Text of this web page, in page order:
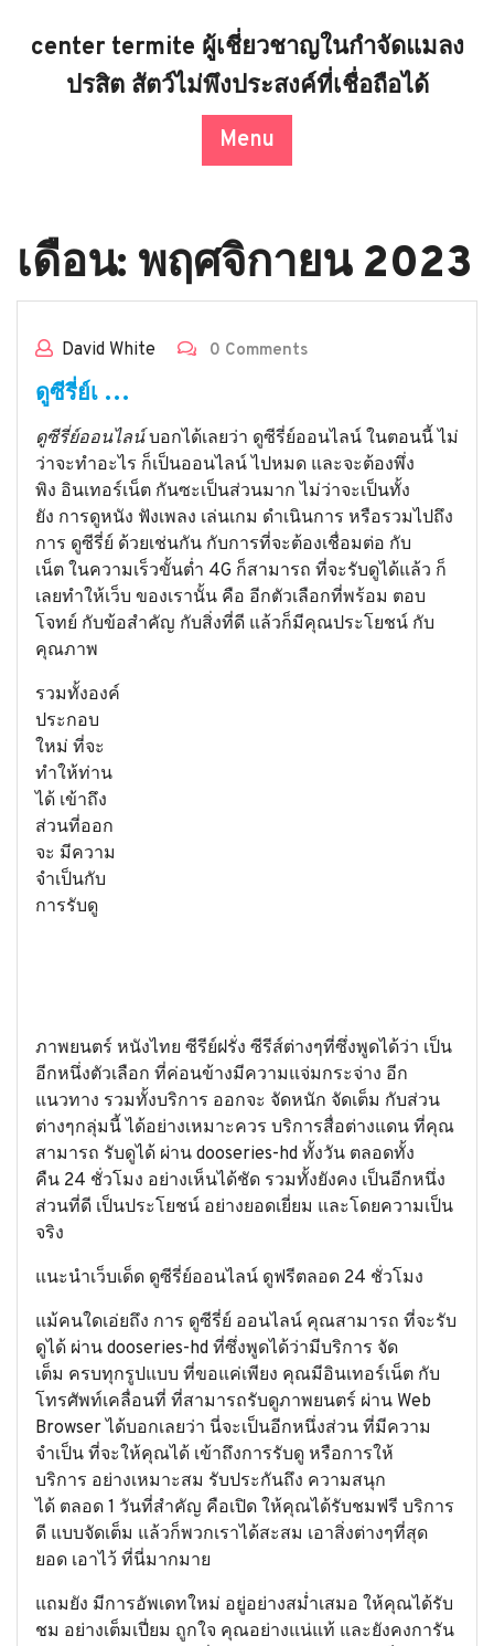
center termite ผู้เชี่ยวชาญในกำจัดแมลง
ปรสิต สัตว์ไม่พึงประสงค์ที่เชื่อถือได้
Menu
เดือน: พฤศจิกายน 2023
David White 0 Comments
ดูซีรี่ย์เ …
ดูซีรี่ย์ออนไลน์ บอกได้เลยว่า ดูซีรี่ย์ออนไลน์ ในตอนนี้ ไม่
ว่าจะทำอะไร ก็เป็นออนไลน์ ไปหมด และจะต้องพึ่ง
พิง อินเทอร์เน็ต กันซะเป็นส่วนมาก ไม่ว่าจะเป็นทั้ง
ยัง การดูหนัง ฟังเพลง เล่นเกม ดำเนินการ หรือรวมไปถึง
การ ดูซีรี่ย์ ด้วยเช่นกัน กับการที่จะต้องเชื่อมต่อ กับ
เน็ต ในความเร็วขั้นต่ำ 4G ก็สามารถ ที่จะรับดูได้แล้ว ก็
เลยทำให้เว็บ ของเรานั้น คือ อีกตัวเลือกที่พร้อม ตอบ
โจทย์ กับข้อสำคัญ กับสิ่งที่ดี แล้วก็มีคุณประโยชน์ กับ
คุณภาพ
รวมทั้งองค์
ประกอบ
ใหม่ ที่จะ
ทำให้ท่าน
ได้ เข้าถึง
ส่วนที่ออก
จะ มีความ
จำเป็นกับ
การรับดู
ภาพยนตร์ หนังไทย ซีรีย์ฝรั่ง ซีรีส์ต่างๆที่ซึ่งพูดได้ว่า เป็น
อีกหนึ่งตัวเลือก ที่ค่อนข้างมีความแจ่มกระจ่าง อีก
แนวทาง รวมทั้งบริการ ออกจะ จัดหนัก จัดเต็ม กับส่วน
ต่างๆกลุ่มนี้ ได้อย่างเหมาะควร บริการสื่อต่างแดน ที่คุณ
สามารถ รับดูได้ ผ่าน dooseries-hd ทั้งวัน ตลอดทั้ง
คืน 24 ชั่วโมง อย่างเห็นได้ชัด รวมทั้งยังคง เป็นอีกหนึ่ง
ส่วนที่ดี เป็นประโยชน์ อย่างยอดเยี่ยม และโดยความเป็น
จริง
แนะนำเว็บเด็ด ดูซีรี่ย์ออนไลน์ ดูฟรีตลอด 24 ชั่วโมง
แม้คนใดเอ่ยถึง การ ดูซีรี่ย์ ออนไลน์ คุณสามารถ ที่จะรับ
ดูได้ ผ่าน dooseries-hd ที่ซึ่งพูดได้ว่ามีบริการ จัด
เต็ม ครบทุกรูปแบบ ที่ขอแค่เพียง คุณมีอินเทอร์เน็ต กับ
โทรศัพท์เคลื่อนที่ ที่สามารถรับดูภาพยนตร์ ผ่าน Web
Browser ได้บอกเลยว่า นี่จะเป็นอีกหนึ่งส่วน ที่มีความ
จำเป็น ที่จะให้คุณได้ เข้าถึงการรับดู หรือการให้
บริการ อย่างเหมาะสม รับประกันถึง ความสนุก
ได้ ตลอด 1 วันที่สำคัญ คือเปิด ให้คุณได้รับชมฟรี บริการ
ดี แบบจัดเต็ม แล้วก็พวกเราได้สะสม เอาสิ่งต่างๆที่สุด
ยอด เอาไว้ ที่นี่มากมาย
แถมยัง มีการอัพเดทใหม่ อยู่อย่างสม่ำเสมอ ให้คุณได้รับ
ชม อย่างเต็มเปี่ยม ถูกใจ คุณอย่างแน่แท้ และยังคงการัน